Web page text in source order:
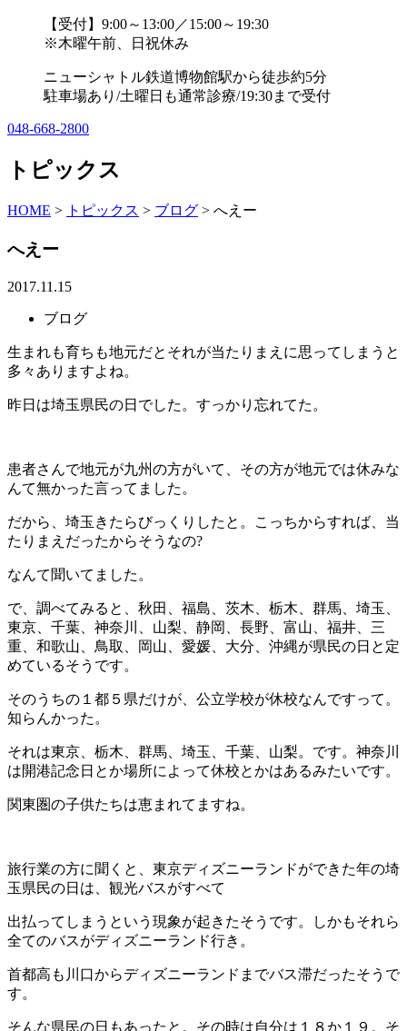
【受付】9:00～13:00／15:00～19:30
※木曜午前、日祝休み
ニューシャトル鉄道博物館駅から徒歩約5分
駐車場あり/土曜日も通常診療/19:30まで受付
048-668-2800
トピックス
HOME > トピックス > ブログ > へえー
へえー
2017.11.15
ブログ
生まれも育ちも地元だとそれが当たりまえに思ってしまうと
多々ありますよね。
昨日は埼玉県民の日でした。すっかり忘れてた。
患者さんで地元が九州の方がいて、その方が地元では休みな
んて無かった言ってました。
だから、埼玉きたらびっくりしたと。こっちからすれば、当
たりまえだったからそうなの?
なんて聞いてました。
で、調べてみると、秋田、福島、茨木、栃木、群馬、埼玉、
東京、千葉、神奈川、山梨、静岡、長野、富山、福井、三
重、和歌山、鳥取、岡山、愛媛、大分、沖縄が県民の日と定
めているそうです。
そのうちの１都５県だけが、公立学校が休校なんですって。
知らんかった。
それは東京、栃木、群馬、埼玉、千葉、山梨。です。神奈川
は開港記念日とか場所によって休校とかはあるみたいです。
関東圏の子供たちは恵まれてますね。
旅行業の方に聞くと、東京ディズニーランドができた年の埼
玉県民の日は、観光バスがすべて
出払ってしまうという現象が起きたそうです。しかもそれら
全てのバスがディズニーランド行き。
首都高も川口からディズニーランドまでバス滞だったそうで
す。
そんな県民の日もあったと。その時は自分は１８か１９。そ